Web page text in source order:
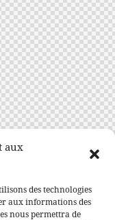
aux
des technologies
aux informations des
nous permettra de